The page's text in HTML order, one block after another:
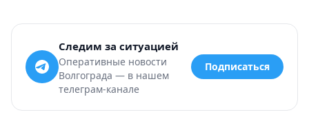
Следим за ситуацией
Оперативные новости
Волгограда — в нашем
телеграм-канале
Подписаться